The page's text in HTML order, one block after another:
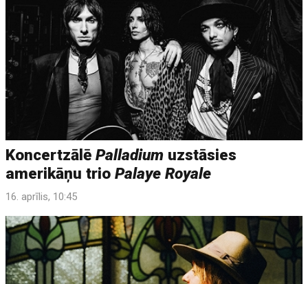
KoncertzālēPalladium uzstāsies
amerikāņu trioPalaye Royale
16. aprīlis, 10:45